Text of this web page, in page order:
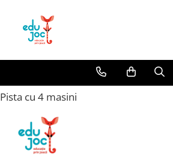
Pista cu 4 masini